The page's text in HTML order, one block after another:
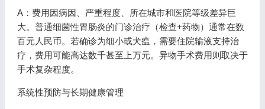
A：费用因病因、严重程度、所在城市和医院等级差异巨
大。普通细菌性胃肠炎的门诊治疗（检查+药物）通常在数
百元人民币。若确诊为细小或犬瘟，需要住院输液支持治
疗，费用可能高达数千甚至上万元。异物手术费用则取决于
手术复杂程度。
系统性预防与长期健康管理